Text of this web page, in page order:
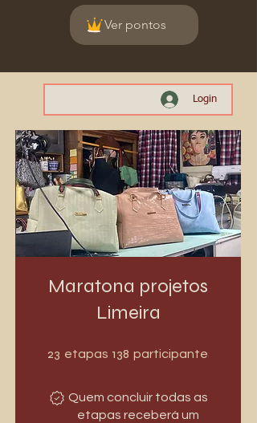
Ver pontos
Login
Maratona projetos
Limeira
23 etapas 23 etapas
138 participantes
Quem concluir todas as
etapas receberá um